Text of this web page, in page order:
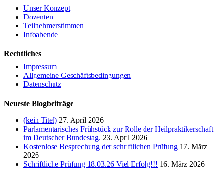
Unser Konzept
Dozenten
Teilnehmerstimmen
Infoabende
Rechtliches
Impressum
Allgemeine Geschäftsbedingungen
Datenschutz
Neueste Blogbeiträge
(kein Titel) 27. April 2026
Parlamentarisches Frühstück zur Rolle der Heilpraktikerschaft
im Deutscher Bundestag. 23. April 2026
Kostenlose Besprechung der schriftlichen Prüfung 17. März
2026
Schriftliche Prüfung 18.03.26 Viel Erfolg!!! 16. März 2026